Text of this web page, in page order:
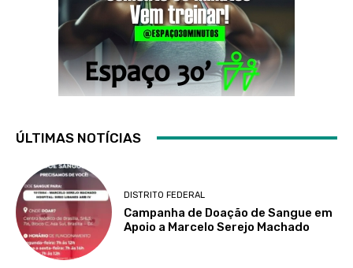
ÚLTIMAS NOTÍCIAS
DISTRITO FEDERAL
Campanha de Doação de Sangue em
Apoio a Marcelo Serejo Machado